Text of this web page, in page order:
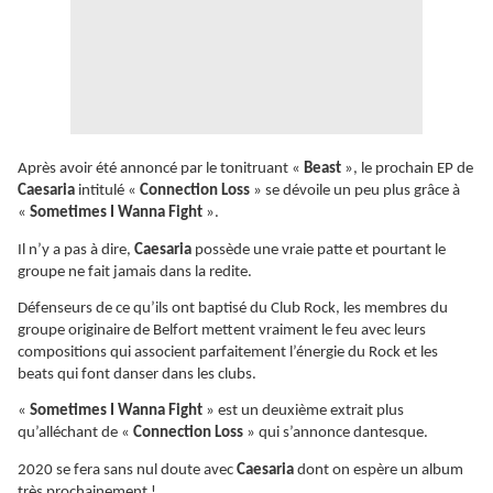
Après avoir été annoncé par le tonitruant « Beast », le prochain EP de
Caesaria intitulé « Connection Loss » se dévoile un peu plus grâce à
« Sometimes I Wanna Fight ».
Il n’y a pas à dire, Caesaria possède une vraie patte et pourtant le
groupe ne fait jamais dans la redite.
Défenseurs de ce qu’ils ont baptisé du Club Rock, les membres du
groupe originaire de Belfort mettent vraiment le feu avec leurs
compositions qui associent parfaitement l’énergie du Rock et les
beats qui font danser dans les clubs.
« Sometimes I Wanna Fight » est un deuxième extrait plus
qu’alléchant de « Connection Loss » qui s’annonce dantesque.
2020 se fera sans nul doute avec Caesaria dont on espère un album